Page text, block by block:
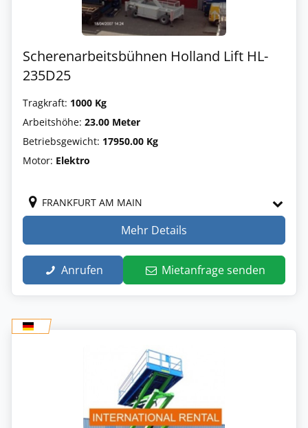
Scherenarbeitsbühnen Holland Lift HL-
235D25
Tragkraft: 1000 Kg
Arbeitshöhe: 23.00 Meter
Betriebsgewicht: 17950.00 Kg
Motor: Elektro
FRANKFURT AM MAIN
Mehr Details
Anrufen Mietanfrage senden